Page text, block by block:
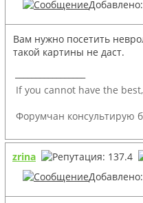
Вам нужно посетить
такой картины не даст.
If you cannot have the
Форумчан консультирую
zrina